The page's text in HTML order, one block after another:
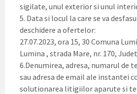
sigilate, unul exterior si unul
5. Data si locul la care se va
deschidere a ofertelor:
27.07.2023, ora 15, 30 Comuna
Lumina , strada Mare, nr. 170,
6.Denumirea, adresa, numarul de
sau adresa de email ale instantei
solutionarea litigiilor aparute si